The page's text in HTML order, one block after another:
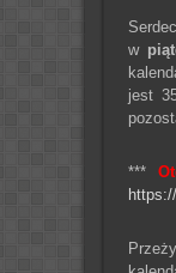
w
jest
***